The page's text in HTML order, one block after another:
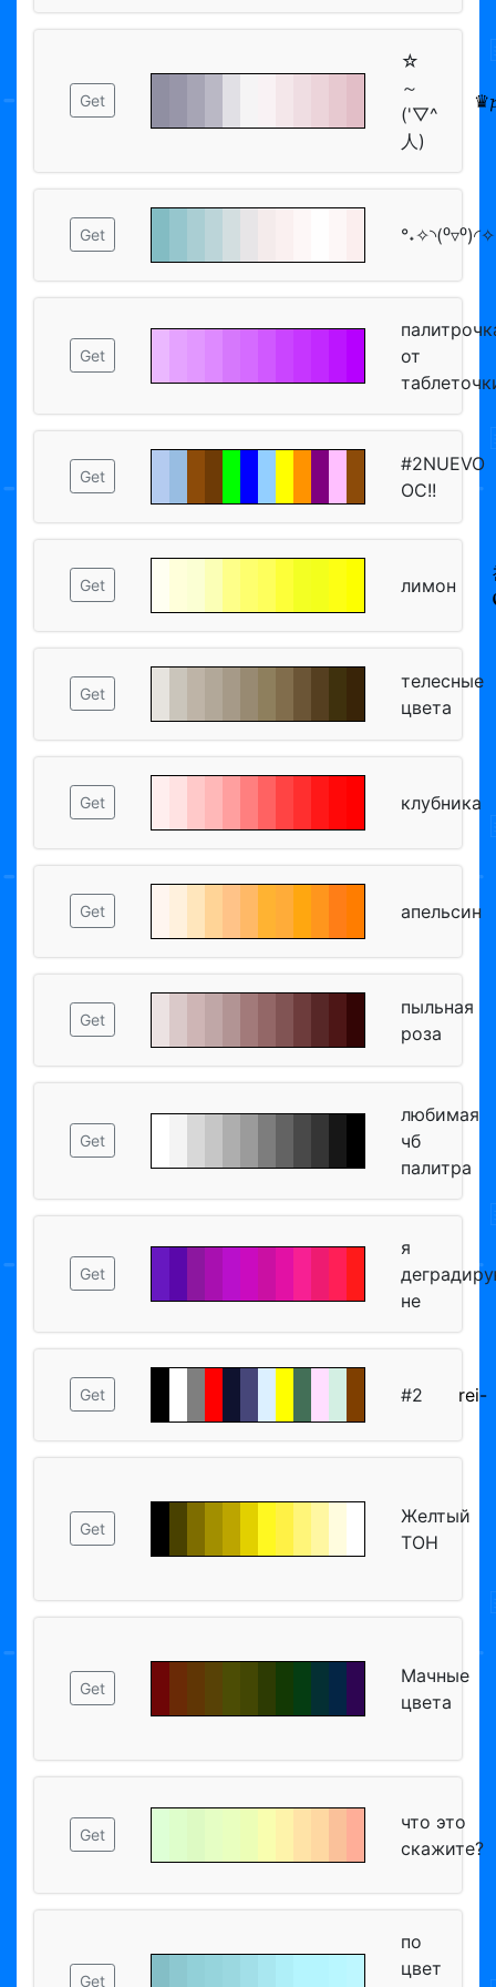
Get
☆
～
('▽^
人)
Get
Get
от
Get
#2NUEVO
OC!!
Get лимон
Get
телесные
цвета
Get клубника
Get апельсин
Get
пыльная
роза
Get
любимая
чб
палитра
Get
я
не
Get #2 rei-
Get
Желтый
ТОН
Get
Мачные
цвета
Get
что это
скажите?
Get
по
цвет